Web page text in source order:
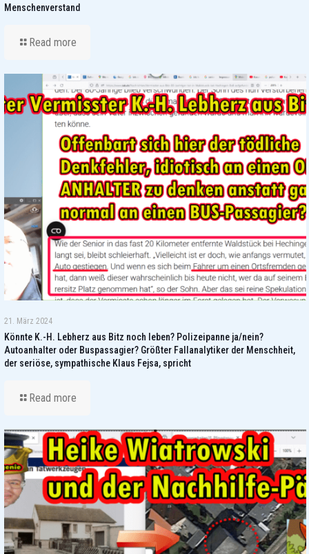
Menschenverstand
Read more
21. März 2024
Könnte K.-H. Lebherz aus Bitz noch leben? Polizeipanne ja/nein?
Autoanhalter oder Buspassagier? Größter Fallanalytiker der Menschheit,
der seriöse, sympathische Klaus Fejsa, spricht
Read more